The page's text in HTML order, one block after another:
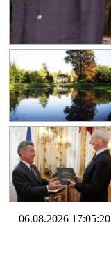
06.08.2026 17:05:20